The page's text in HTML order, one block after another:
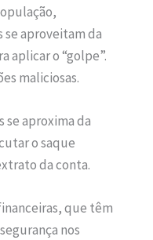
se aproveitam da
aplicar o “golpe”.
maliciosas.
aproxima da
o saque
da conta.
que têm
segurança nos